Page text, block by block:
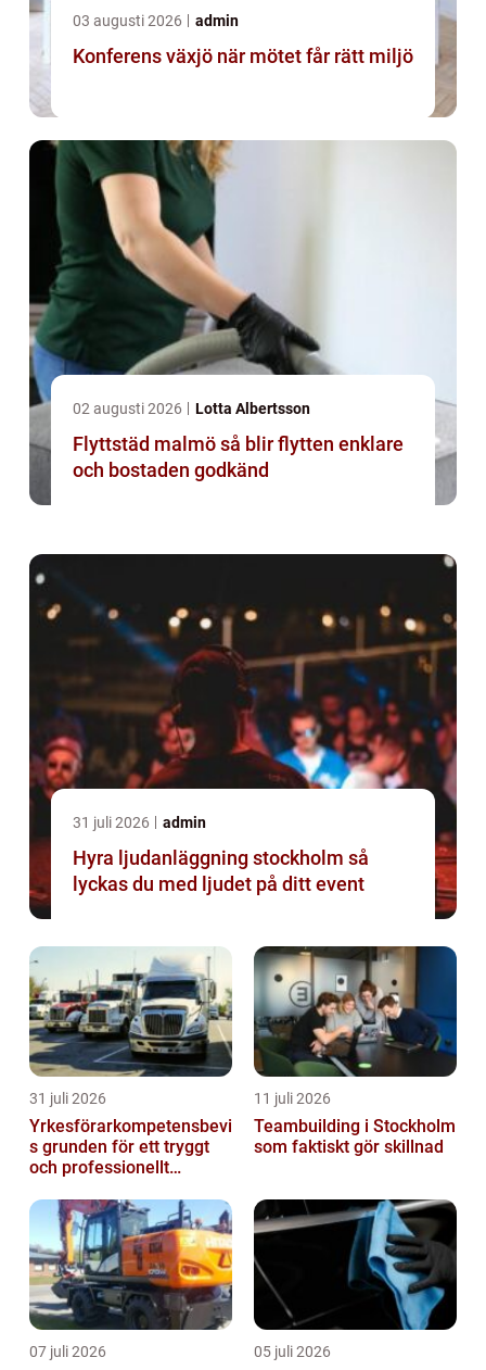
03 augusti 2026 admin
Konferens växjö när mötet får rätt miljö
02 augusti 2026 Lotta Albertsson
Flyttstäd malmö så blir flytten enklare
och bostaden godkänd
31 juli 2026 admin
Hyra ljudanläggning stockholm så
lyckas du med ljudet på ditt event
31 juli 2026
Yrkesförarkompetensbevi
s grunden för ett tryggt
och professionellt
11 juli 2026
Teambuilding i Stockholm
som faktiskt gör skillnad
07 juli 2026 05 juli 2026